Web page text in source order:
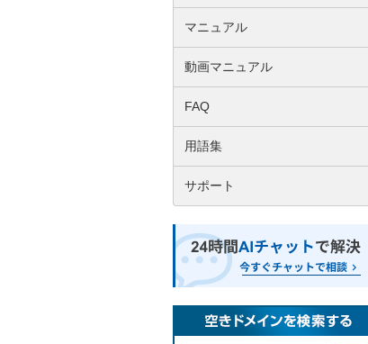
マニュアル
動画マニュアル
FAQ
用語集
サポート